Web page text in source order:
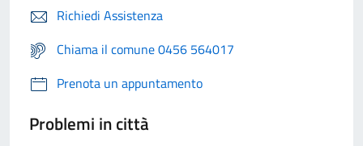
Richiedi Assistenza
Chiama il comune 0456 564017
Prenota un appuntamento
Problemi in città